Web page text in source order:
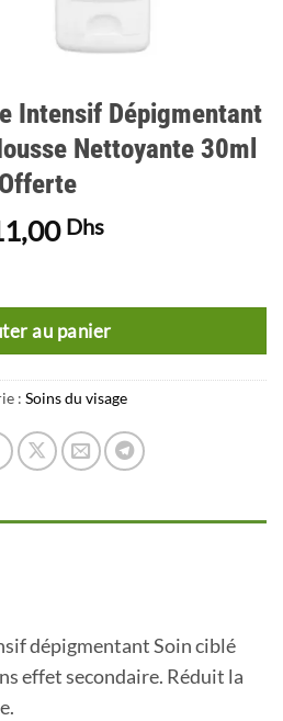
Intensif Dépigmentant
Nettoyante 30ml
Offerte
Dhs
Intensif Dépigmentant 30ml =
au panier
: Soins du visage
dépigmentant Soin ciblé
effet secondaire. Réduit la